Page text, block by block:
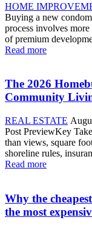
HOME
Buying a new
process involves
of premium
Read more
The 2026
Community
REAL ESTATE
Post PreviewKey
than views, square
shoreline rules,
Read more
Why the
the most